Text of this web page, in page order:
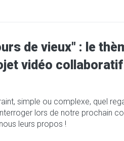
de vieux" : le
vidéo
simple ou complexe, quel
lors de notre prochain
leurs propos !